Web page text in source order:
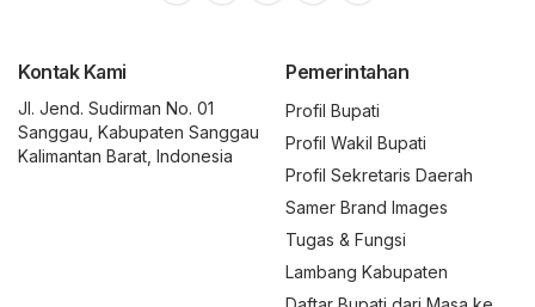
Kontak Kami
Jl. Jend. Sudirman No. 01
Sanggau, Kabupaten Sanggau
Kalimantan Barat, Indonesia
Pemerintahan
Profil Bupati
Profil Wakil Bupati
Profil Sekretaris Daerah
Samer Brand Images
Tugas & Fungsi
Lambang Kabupaten